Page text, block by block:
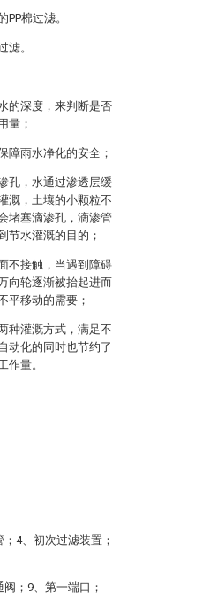
棉过滤。
滤。
的深度，来判断是否
量；
障雨水净化的安全；
孔，水通过渗透层缓
溉，土壤的小颗粒不
堵塞滴渗孔，滴渗管
节水灌溉的目的；
不接触，当遇到障碍
向轮逐渐被抬起进而
平移动的需要；
种灌溉方式，满足不
动化的同时也节约了
作量。
4、初次过滤装置；
；9、第一端口；